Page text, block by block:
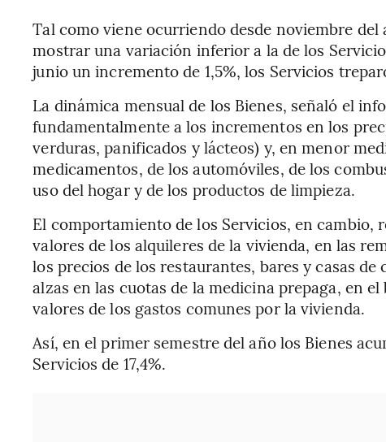
Tal como viene ocurriendo desde noviembre del
mostrar una variación inferior a la de los
junio un incremento de 1,5%, los Servicios
La dinámica mensual de los Bienes, señaló el
fundamentalmente a los incrementos en los
verduras, panificados y lácteos) y, en menor
medicamentos, de los automóviles, de los
uso del hogar y de los productos de limpieza.
El comportamiento de los Servicios, en cambio,
valores de los alquileres de la vivienda, en las
los precios de los restaurantes, bares y casas
alzas en las cuotas de la medicina prepaga, en
valores de los gastos comunes por la vivienda.
Así, en el primer semestre del año los Bienes
Servicios de 17,4%.